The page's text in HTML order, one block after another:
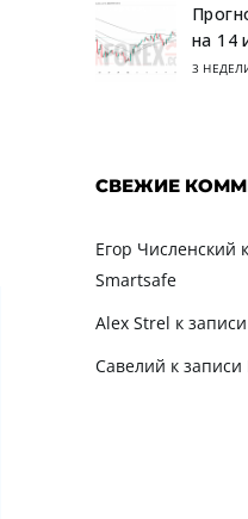
на 14
3
СВЕЖИЕ
Егор Численский
Smartsafe
Alex Strel к записи
Савелий к записи